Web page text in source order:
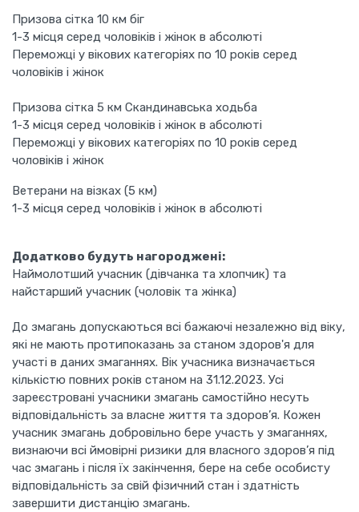
Призова сітка 10 км біг
1-3 місця серед чоловіків і жінок в абсолюті
Переможці у вікових категоріях по 10 років серед
чоловіків і жінок
Призова сітка 5 км Скандинавська ходьба
1-3 місця серед чоловіків і жінок в абсолюті
Переможці у вікових категоріях по 10 років серед
чоловіків і жінок
Ветерани на візках (5 км)
1-3 місця серед чоловіків і жінок в абсолюті
Додатково будуть нагороджені:
Наймолотший учасник (дівчанка та хлопчик) та
найстарший учасник (чоловік та жінка)
До змагань допускаються всі бажаючі незалежно від віку,
які не мають протипоказань за станом здоров'я для
участі в даних змаганнях. Вік учасника визначається
кількістю повних років станом на 31.12.2023. Усі
зареєстровані учасники змагань самостійно несуть
відповідальність за власне життя та здоров’я. Кожен
учасник змагань добровільно бере участь у змаганнях,
визнаючи всі ймовірні ризики для власного здоров’я під
час змагань і після їх закінчення, бере на себе особисту
відповідальність за свій фізичний стан і здатність
завершити дистанцію змагань.